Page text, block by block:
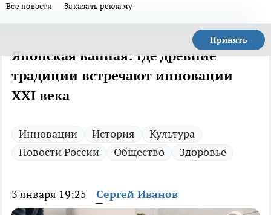
Все новости Заказать рекламу
Принять
Японская ванная: где древние
традиции встречают инновации
XXI века
Инновации История
Культура
Новости России
Общество Здоровье
3 января 19:25 Сергей Иванов